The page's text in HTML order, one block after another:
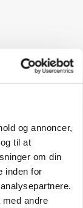
og annoncer,
til at
om din
inden for
andre